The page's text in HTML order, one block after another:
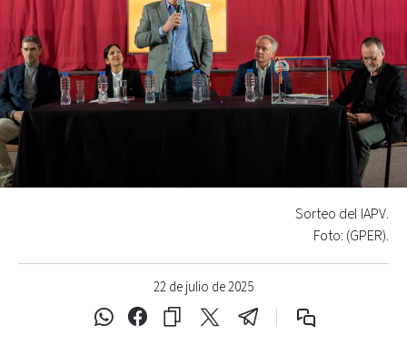
22 de julio de 2025
Sorteo del IAPV.
Foto: (GPER).